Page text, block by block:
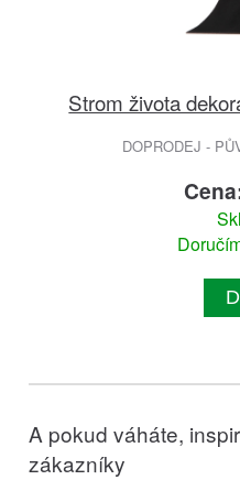
Strom života
DOPRODEJ -
A pokud váháte,
zákazníky